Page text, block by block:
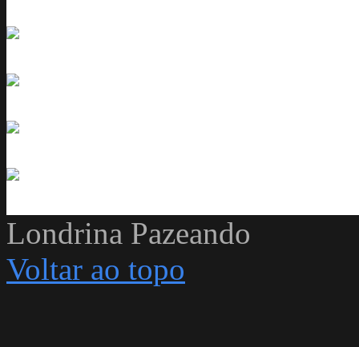
Londrina Pazeando
Voltar ao topo